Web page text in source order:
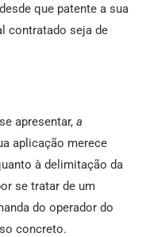
que patente a sua
contratado seja de
apresentar, a
aplicação merece
à delimitação da
se tratar de um
do operador do
concreto.